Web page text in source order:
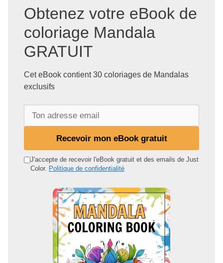
Obtenez votre eBook de
coloriage Mandala
GRATUIT
Cet eBook contient 30 coloriages de Mandalas
exclusifs
d
Recevoir mon eBook gratuit
J'accepte de recevoir l'eBook gratuit et des emails de Just
Color. Politique de confidentialité